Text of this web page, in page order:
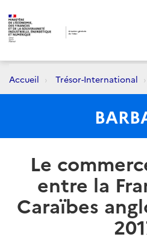
Accueil Trésor-International
Le
entre la
Caraïbes